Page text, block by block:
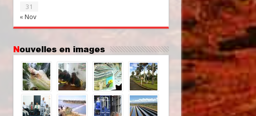
« Nov
31
Nouvelles en images